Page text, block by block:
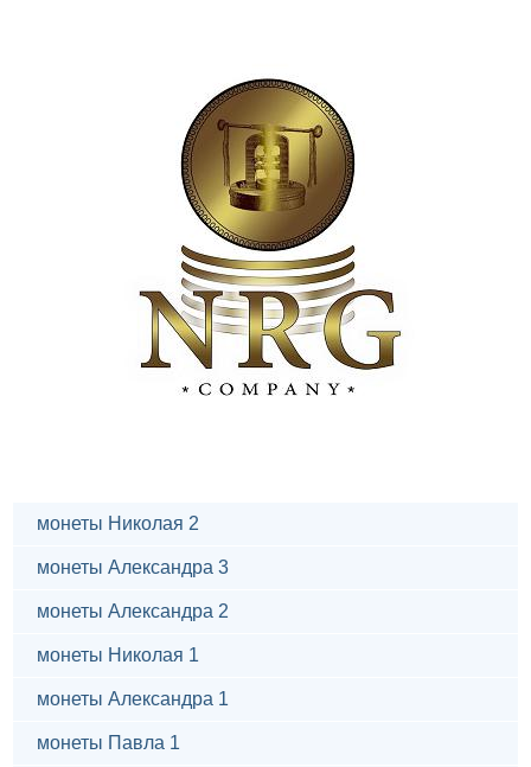
монеты Николая 2
монеты Александра 3
монеты Александра 2
монеты Николая 1
монеты Александра 1
монеты Павла 1